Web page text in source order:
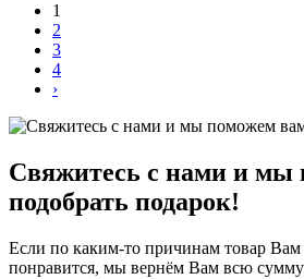
1
2
3
4
›
Свяжитесь с нами и мы
подобрать подарок!
Если по каким-то причинам товар Вам
понравится, мы вернём Вам всю сумму